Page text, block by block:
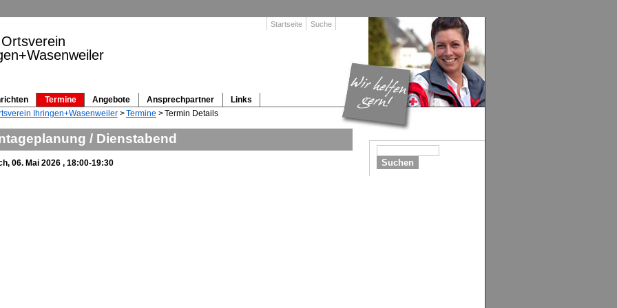
Startseite Suche
Termine Angebote Ansprechpartner
Links
Ihringen+Wasenweiler
Termine Termin Details
/ Dienstabend
06. Mai 2026 , 18:00-19:30
Suchen